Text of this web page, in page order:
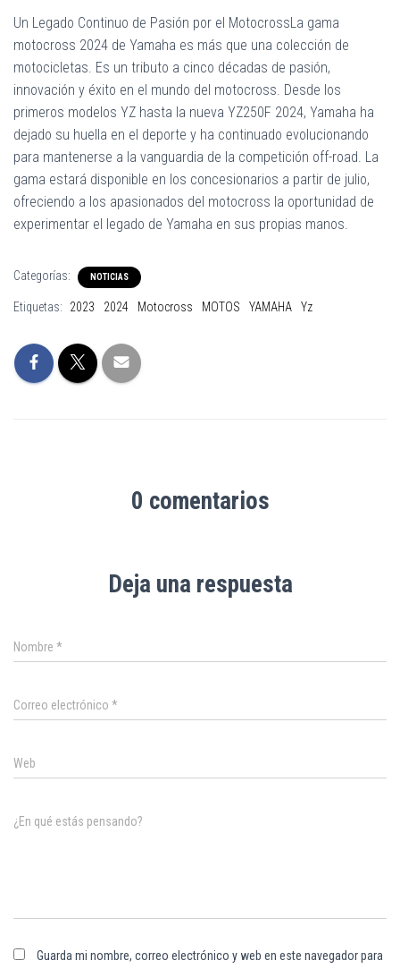
Un Legado Continuo de Pasión por el MotocrossLa gama
motocross 2024 de Yamaha es más que una colección de
motocicletas. Es un tributo a cinco décadas de pasión,
innovación y éxito en el mundo del motocross. Desde los
primeros modelos YZ hasta la nueva YZ250F 2024, Yamaha ha
dejado su huella en el deporte y ha continuado evolucionando
para mantenerse a la vanguardia de la competición off-road. La
gama estará disponible en los concesionarios a partir de julio,
ofreciendo a los apasionados del motocross la oportunidad de
experimentar el legado de Yamaha en sus propias manos.
Categorías: NOTICIAS
Etiquetas: 2023 2024 Motocross MOTOS YAMAHA Yz
0 comentarios
Deja una respuesta
Nombre *
Correo electrónico *
Web
¿En qué estás pensando?
Guarda mi nombre, correo electrónico y web en este navegador para